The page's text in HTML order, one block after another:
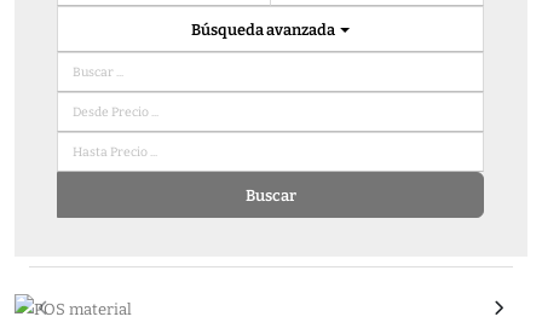
Búsqueda avanzada
Buscar